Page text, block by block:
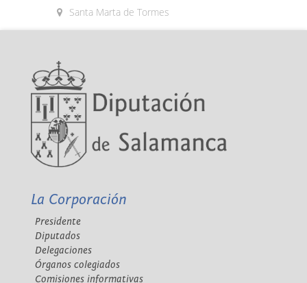
Santa Marta de Tormes
La Corporación
Presidente
Diputados
Delegaciones
Órganos colegiados
Comisiones informativas